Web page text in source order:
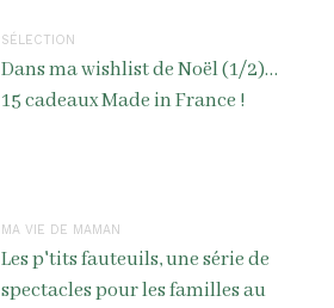
SÉLECTION
Dans ma wishlist de Noël (1/2)…
15 cadeaux Made in France !
MA VIE DE MAMAN
Les p'tits fauteuils, une série de
spectacles pour les familles au